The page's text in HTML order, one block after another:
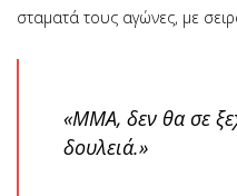
σταματά τους αγώνες, με
«ΜΜΑ, δεν θα σε
δουλειά.»